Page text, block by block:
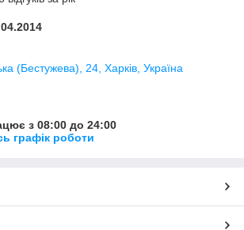
(Бестужева), 24, Харків, Україна
з 08:00 до 24:00
графік роботи